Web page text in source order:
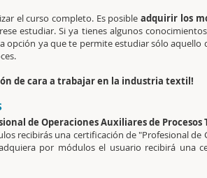
el curso completo. Es posibleadquirir los
estudiar. Si ya tienes algunos
opción ya que te permite estudiar sólo aquello
de cara a trabajar en la industria textil!
de Operaciones Auxiliares de Procesos
recibirás una certificación de "Profesional de
por módulos el usuario recibirá una